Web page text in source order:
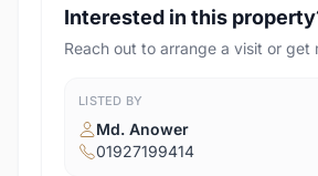
Interested in this
Reach out to arrange a visit or get
LISTED BY
Md. Anower
01927199414